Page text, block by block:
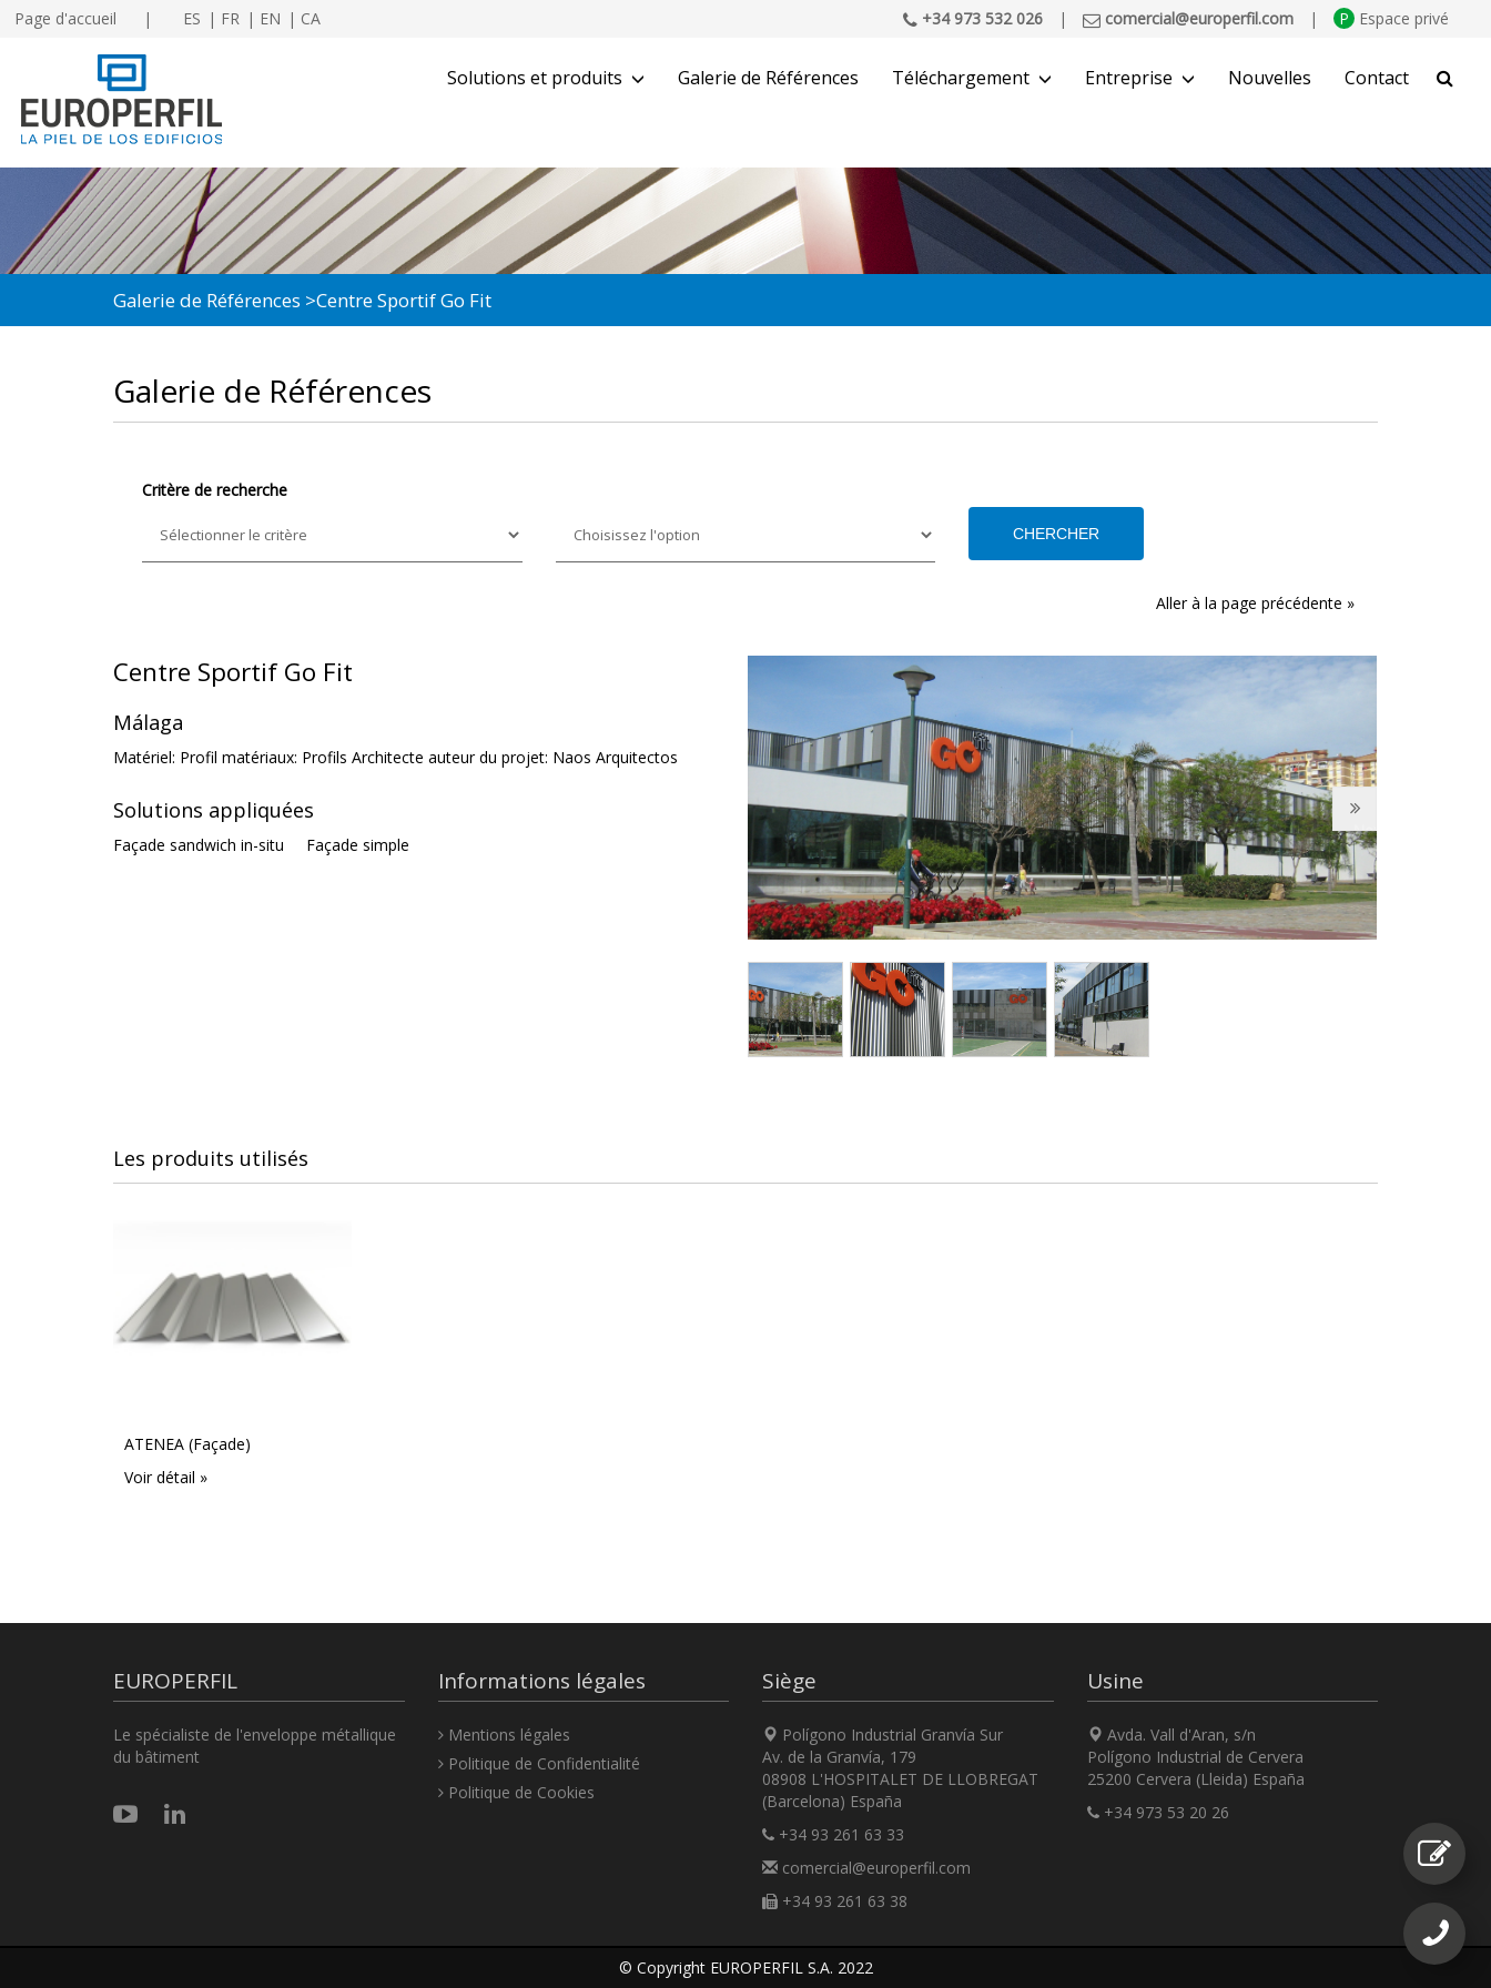
Page d'accueil ES FR EN CA +34 973 532 026 | comercial@europerfil.com | P Espace privé
Solutions et produits Galerie de Références Téléchargement Entreprise Nouvelles Contact
CHERCHER
Galerie de Références Centre Sportif Go Fit
Galerie de Références
Critère de recherche
Aller à la page précédente »
Centre Sportif Go Fit
Málaga
Matériel: Profil matériaux: Profils Architecte auteur du projet: Naos Arquitectos
Solutions appliquées
Façade sandwich in-situ Façade simple
Next
Les produits utilisés
ATENEA (Façade)
Voir détail »
EUROPERFIL
Le spécialiste de l'enveloppe métallique
du bâtiment
Informations légales
Mentions légales
Politique de Confidentialité
Politique de Cookies
Siège
Polígono Industrial Granvía Sur
Av. de la Granvía, 179
08908 L'HOSPITALET DE LLOBREGAT
(Barcelona) España
+34 93 261 63 33
comercial@europerfil.com
+34 93 261 63 38
Usine
Avda. Vall d'Aran, s/n
Polígono Industrial de Cervera
25200 Cervera (Lleida) España
+34 973 53 20 26
© Copyright EUROPERFIL S.A. 2022